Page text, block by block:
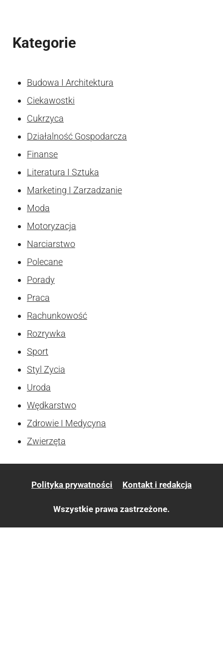
Kategorie
Budowa I Architektura
Ciekawostki
Cukrzyca
Działalność Gospodarcza
Finanse
Literatura I Sztuka
Marketing I Zarzadzanie
Moda
Motoryzacja
Narciarstwo
Polecane
Porady
Praca
Rachunkowość
Rozrywka
Sport
Styl Zycia
Uroda
Wędkarstwo
Zdrowie I Medycyna
Zwierzęta
Polityka prywatności Kontakt i redakcja
Wszystkie prawa zastrzeżone.